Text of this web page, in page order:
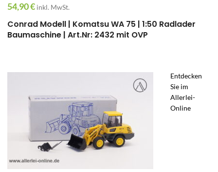
54,90€ inkl. MwSt.
Conrad Modell | Komatsu WA 75 | 1:50 Radlader
Baumaschine | Art.Nr: 2432 mit OVP
Entdecken
Sie im
Allerlei-
Online